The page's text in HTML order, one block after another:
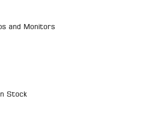
and Monitors
Stock